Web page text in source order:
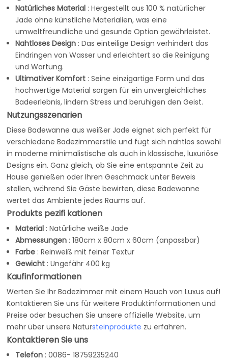
Natürliches Material : Hergestellt aus 100 % natürlicher
Jade ohne künstliche Materialien, was eine
umweltfreundliche und gesunde Option gewährleistet.
Nahtloses Design : Das einteilige Design verhindert das
Eindringen von Wasser und erleichtert so die Reinigung
und Wartung.
Ultimativer Komfort : Seine einzigartige Form und das
hochwertige Material sorgen für ein unvergleichliches
Badeerlebnis, lindern Stress und beruhigen den Geist.
Nutzungsszenarien
Diese Badewanne aus weißer Jade eignet sich perfekt für
verschiedene Badezimmerstile und fügt sich nahtlos sowohl
in moderne minimalistische als auch in klassische, luxuriöse
Designs ein. Ganz gleich, ob Sie eine entspannte Zeit zu
Hause genießen oder Ihren Geschmack unter Beweis
stellen, während Sie Gäste bewirten, diese Badewanne
wertet das Ambiente jedes Raums auf.
Produkts pezifi kationen
Material : Natürliche weiße Jade
Abmessungen : 180cm x 80cm x 60cm (anpassbar)
Farbe : Reinweiß mit feiner Textur
Gewicht : Ungefähr 400 kg
Kaufinformationen
Werten Sie Ihr Badezimmer mit einem Hauch von Luxus auf!
Kontaktieren Sie uns für weitere Produktinformationen und
Preise oder besuchen Sie unsere offizielle Website, um
mehr über unsere Natursteinprodukte zu erfahren.
Kontaktieren Sie uns
Telefon : 0086- 18759235240